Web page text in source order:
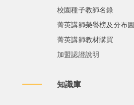
校園種子教師名錄
菁英講師榮譽榜及分布圖
菁英講師教材購買
加盟認證說明
知識庫